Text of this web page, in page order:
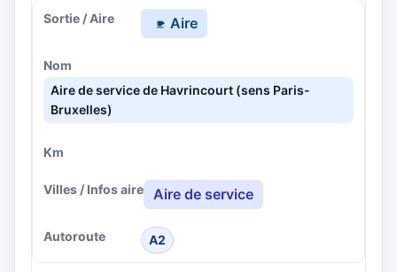
Aire
Aire de service de Havrincourt (sens Paris-
Bruxelles)
Aire de service
A2